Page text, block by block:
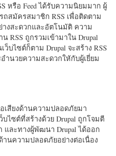
หรือ Feed ได้รับความนิยมมาก ผู้
ถสมัครสมาชิก RSS เพื่อติดตาม
างสะดวกและอัตโนมัติ ความ
RSS ถูกรวมเข้ามาใน Drupal
บไซต์ก็ตาม Drupal จะสร้าง RSS
ำนวยความสะดวกใหักับผู้เยี่ยม
เสียงด้านความปลอดภัยมา
บไซต์ที่สร้างด้วย Drupal ถูกโจมตี
และทางผู้พัฒนา Drupal ได้ออก
านความปลอดภัยอย่างต่อเนื่อง